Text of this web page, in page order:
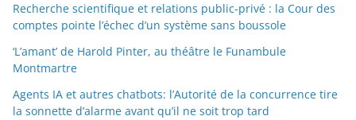
Recherche scientifique et relations public-privé : la Cour des
comptes pointe l’échec d’un système sans boussole
‘L’amant’ de Harold Pinter, au théâtre le Funambule
Montmartre
Agents IA et autres chatbots: l’Autorité de la concurrence tire
la sonnette d’alarme avant qu’il ne soit trop tard